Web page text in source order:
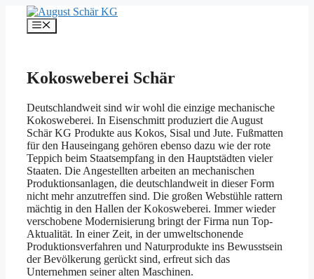
Inhalt
springen
Menü
Kokosweberei Schär
Deutschlandweit sind wir wohl die einzige mechanische
Kokosweberei. In Eisenschmitt produziert die August
Schär KG Produkte aus Kokos, Sisal und Jute. Fußmatten
für den Hauseingang gehören ebenso dazu wie der rote
Teppich beim Staatsempfang in den Hauptstädten vieler
Staaten. Die Angestellten arbeiten an mechanischen
Produktionsanlagen, die deutschlandweit in dieser Form
nicht mehr anzutreffen sind. Die großen Webstühle rattern
mächtig in den Hallen der Kokosweberei. Immer wieder
verschobene Modernisierung bringt der Firma nun Top-
Aktualität. In einer Zeit, in der umweltschonende
Produktionsverfahren und Naturprodukte ins Bewusstsein
der Bevölkerung gerückt sind, erfreut sich das
Unternehmen seiner alten Maschinen.